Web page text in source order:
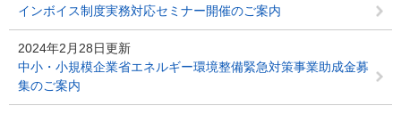
インボイス制度実務対応セミナー開催のご案内
2024年2月28日更新
中小・小規模企業省エネルギー環境整備緊急対策事業助成金募
集のご案内